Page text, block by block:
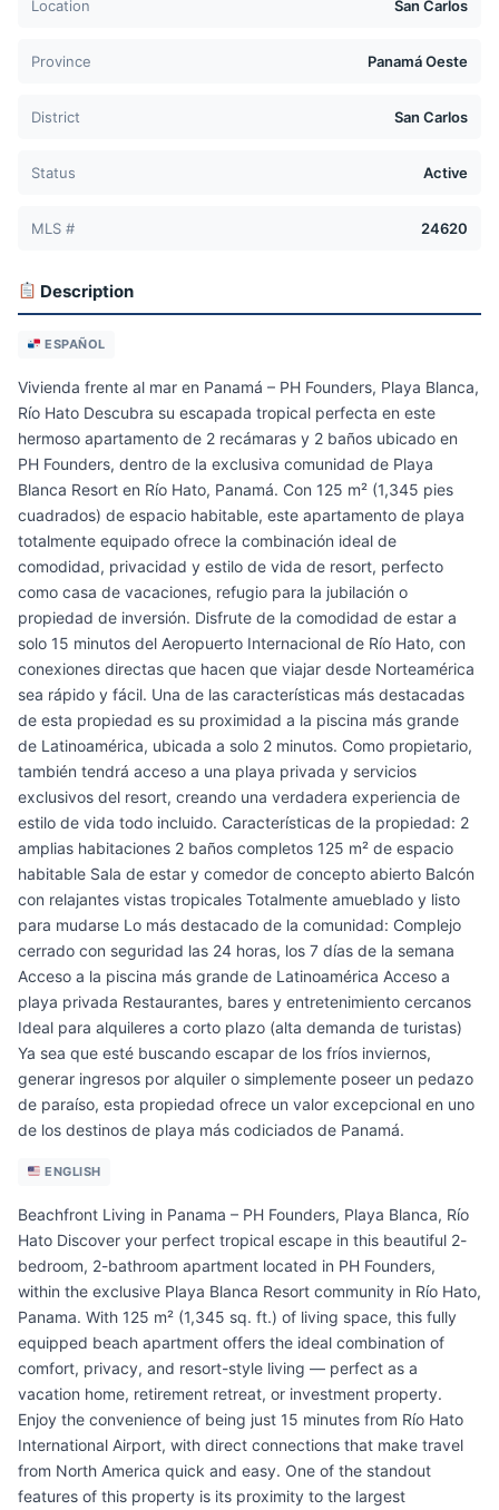
Location San Carlos
Province Panamá Oeste
District San Carlos
Status Active
MLS # 24620
Description
ESPAÑOL
Vivienda frente al mar en Panamá – PH Founders, Playa Blanca,
Río Hato Descubra su escapada tropical perfecta en este
hermoso apartamento de 2 recámaras y 2 baños ubicado en
PH Founders, dentro de la exclusiva comunidad de Playa
Blanca Resort en Río Hato, Panamá. Con 125 m² (1,345 pies
cuadrados) de espacio habitable, este apartamento de playa
totalmente equipado ofrece la combinación ideal de
comodidad, privacidad y estilo de vida de resort, perfecto
como casa de vacaciones, refugio para la jubilación o
propiedad de inversión. Disfrute de la comodidad de estar a
solo 15 minutos del Aeropuerto Internacional de Río Hato, con
conexiones directas que hacen que viajar desde Norteamérica
sea rápido y fácil. Una de las características más destacadas
de esta propiedad es su proximidad a la piscina más grande
de Latinoamérica, ubicada a solo 2 minutos. Como propietario,
también tendrá acceso a una playa privada y servicios
exclusivos del resort, creando una verdadera experiencia de
estilo de vida todo incluido. Características de la propiedad: 2
amplias habitaciones 2 baños completos 125 m² de espacio
habitable Sala de estar y comedor de concepto abierto Balcón
con relajantes vistas tropicales Totalmente amueblado y listo
para mudarse Lo más destacado de la comunidad: Complejo
cerrado con seguridad las 24 horas, los 7 días de la semana
Acceso a la piscina más grande de Latinoamérica Acceso a
playa privada Restaurantes, bares y entretenimiento cercanos
Ideal para alquileres a corto plazo (alta demanda de turistas)
Ya sea que esté buscando escapar de los fríos inviernos,
generar ingresos por alquiler o simplemente poseer un pedazo
de paraíso, esta propiedad ofrece un valor excepcional en uno
de los destinos de playa más codiciados de Panamá.
ENGLISH
Beachfront Living in Panama – PH Founders, Playa Blanca, Río
Hato Discover your perfect tropical escape in this beautiful 2-
bedroom, 2-bathroom apartment located in PH Founders,
within the exclusive Playa Blanca Resort community in Río Hato,
Panama. With 125 m² (1,345 sq. ft.) of living space, this fully
equipped beach apartment offers the ideal combination of
comfort, privacy, and resort-style living — perfect as a
vacation home, retirement retreat, or investment property.
Enjoy the convenience of being just 15 minutes from Río Hato
International Airport, with direct connections that make travel
from North America quick and easy. One of the standout
features of this property is its proximity to the largest